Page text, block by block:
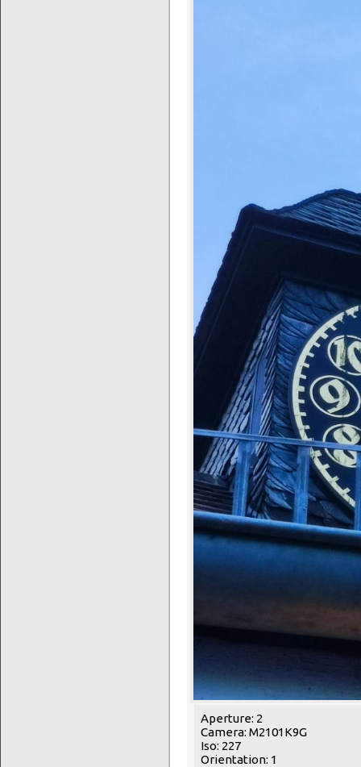
Aperture: 2
Camera: M2101K9G
Iso: 227
Orientation: 1